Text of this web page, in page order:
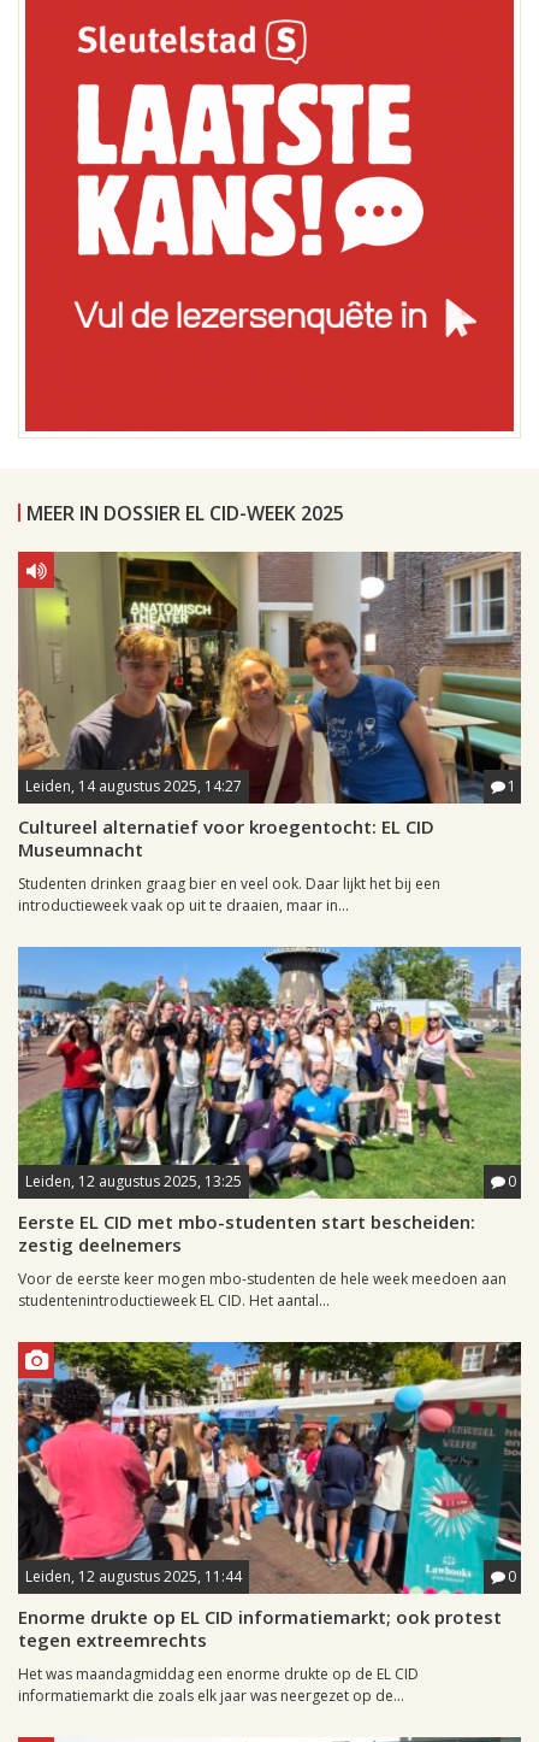
MEER IN DOSSIER EL CID-WEEK 2025
Leiden, 14 augustus 2025, 14:27 1
Cultureel alternatief voor kroegentocht: EL CID
Museumnacht
Studenten drinken graag bier en veel ook. Daar lijkt het bij een
introductieweek vaak op uit te draaien, maar in...
Leiden, 12 augustus 2025, 13:25 0
Eerste EL CID met mbo-studenten start bescheiden:
zestig deelnemers
Voor de eerste keer mogen mbo-studenten de hele week meedoen aan
studentenintroductieweek EL CID. Het aantal...
Leiden, 12 augustus 2025, 11:44 0
Enorme drukte op EL CID informatiemarkt; ook protest
tegen extreemrechts
Het was maandagmiddag een enorme drukte op de EL CID
informatiemarkt die zoals elk jaar was neergezet op de...